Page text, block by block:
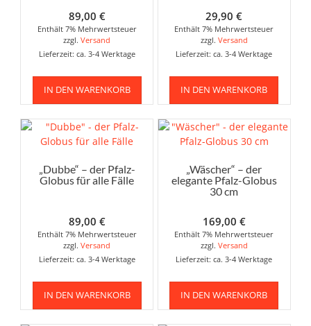
89,00 €
Enthält 7% Mehrwertsteuer
zzgl.Versand
Lieferzeit: ca. 3-4 Werktage
IN DEN WARENKORB
29,90€
Enthält 7% Mehrwertsteuer
zzgl. Versand
Lieferzeit: ca. 3-4 Werktage
IN DEN WARENKORB
„Dubbe“ – der Pfalz-
Globus für alle Fälle
89,00 €
Enthält 7% Mehrwertsteuer
zzgl.Versand
Lieferzeit: ca. 3-4 Werktage
IN DEN WARENKORB
„Wäscher“ – der
elegante Pfalz-Globus
30 cm
169,00 €
Enthält 7% Mehrwertsteuer
zzgl. Versand
Lieferzeit: ca. 3-4 Werktage
IN DEN WARENKORB